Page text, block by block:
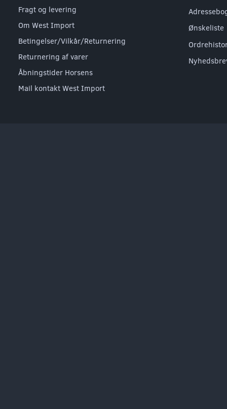
Fragt og levering
Om West Import
Betingelser/Vilkår/Returnering
Returnering af varer
Åbningstider Horsens
Mail kontakt West Import
Ønskeliste